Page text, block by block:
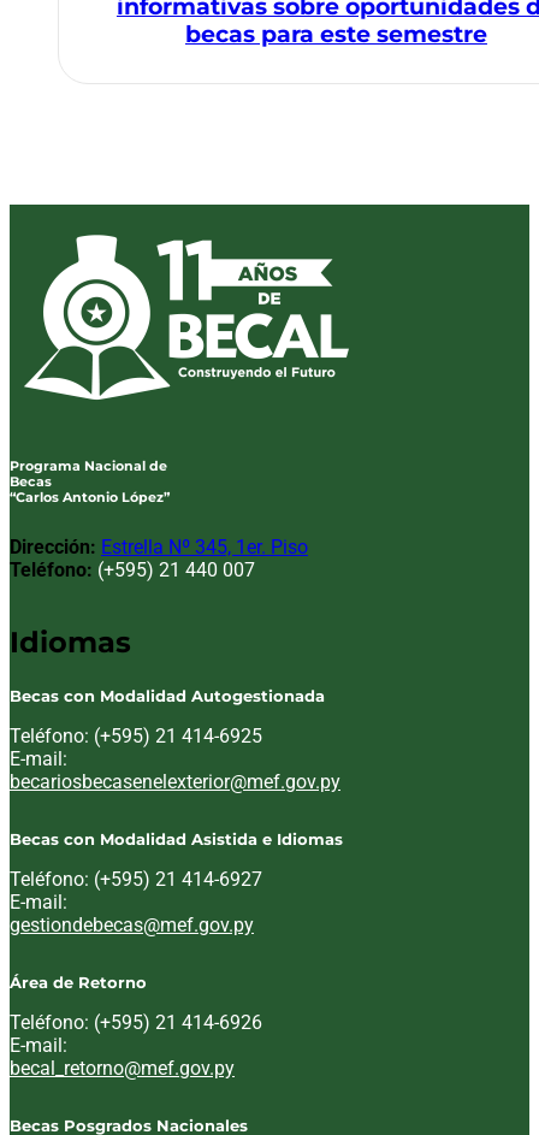
informativas sobre oportunidades
becas para este semestre
Programa Nacional de
Becas
“Carlos Antonio López”
Dirección: Estrella Nº 345, 1er. Piso
Teléfono: (+595) 21 440 007
Idiomas
Becas con Modalidad Autogestionada
Teléfono: (+595) 21 414-6925
E-mail:
Email:
becariosbecasenelexterior@mef.gov.py
Becas con Modalidad Asistida e Idiomas
Teléfono: (+595) 21 414-6927
E-mail:
Email:
gestiondebecas@mef.gov.py
Área de Retorno
Teléfono: (+595) 21 414-6926
E-mail:
Email:
becal_retorno@mef.gov.py
Becas Posgrados Nacionales